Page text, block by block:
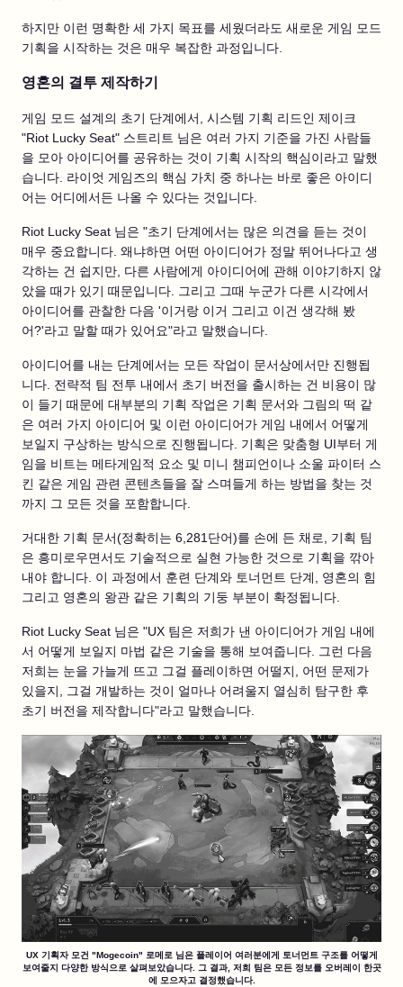
하지만 이런 명확한 세 가지 목표를 세웠더라도 새로운 게임 모드
기획을 시작하는 것은 매우 복잡한 과정입니다.
영혼의 결투 제작하기
게임 모드 설계의 초기 단계에서, 시스템 기획 리드인 제이크
"Riot Lucky Seat" 스트리트 님은 여러 가지 기준을 가진 사람들
을 모아 아이디어를 공유하는 것이 기획 시작의 핵심이라고 말했
습니다. 라이엇 게임즈의 핵심 가치 중 하나는 바로 좋은 아이디
어는 어디에서든 나올 수 있다는 것입니다.
Riot Lucky Seat 님은 "초기 단계에서는 많은 의견을 듣는 것이
매우 중요합니다. 왜냐하면 어떤 아이디어가 정말 뛰어나다고 생
각하는 건 쉽지만, 다른 사람에게 아이디어에 관해 이야기하지 않
았을 때가 있기 때문입니다. 그리고 그때 누군가 다른 시각에서
아이디어를 관찰한 다음 '이거랑 이거 그리고 이건 생각해 봤
어?'라고 말할 때가 있어요"라고 말했습니다.
아이디어를 내는 단계에서는 모든 작업이 문서상에서만 진행됩
니다. 전략적 팀 전투 내에서 초기 버전을 출시하는 건 비용이 많
이 들기 때문에 대부분의 기획 작업은 기획 문서와 그림의 떡 같
은 여러 가지 아이디어 및 이런 아이디어가 게임 내에서 어떻게
보일지 구상하는 방식으로 진행됩니다. 기획은 맞춤형 UI부터 게
임을 비트는 메타게임적 요소 및 미니 챔피언이나 소울 파이터 스
킨 같은 게임 관련 콘텐츠들을 잘 스며들게 하는 방법을 찾는 것
까지 그 모든 것을 포함합니다.
거대한 기획 문서(정확히는 6,281단어)를 손에 든 채로, 기획 팀
은 흥미로우면서도 기술적으로 실현 가능한 것으로 기획을 깎아
내야 합니다. 이 과정에서 훈련 단계와 토너먼트 단계, 영혼의 힘
그리고 영혼의 왕관 같은 기획의 기둥 부분이 확정됩니다.
Riot Lucky Seat 님은 "UX 팀은 저희가 낸 아이디어가 게임 내에
서 어떻게 보일지 마법 같은 기술을 통해 보여줍니다. 그런 다음
저희는 눈을 가늘게 뜨고 그걸 플레이하면 어떨지, 어떤 문제가
있을지, 그걸 개발하는 것이 얼마나 어려울지 열심히 탐구한 후
초기 버전을 제작합니다"라고 말했습니다.
UX 기획자 모건 "Mogecoin" 로메로 님은 플레이어 여러분에게 토너먼트 구조를 어떻게
보여줄지 다양한 방식으로 살펴보았습니다. 그 결과, 저희 팀은 모든 정보를 오버레이 한곳
에 모으자고 결정했습니다.